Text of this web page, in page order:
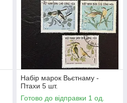
Набір марок Вьєтнаму -
Птахи 5 шт.
Готово до відправки 1 од.